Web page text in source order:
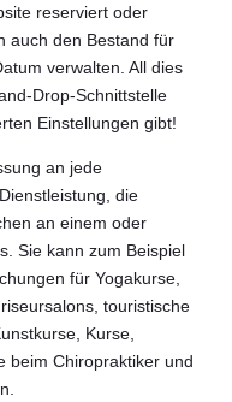
reserviert oder
auch den Bestand für
verwalten. All dies
Drop-Schnittstelle
Einstellungen gibt!
an jede
die
an einem oder
Sie kann zum Beispiel
für Yogakurse,
touristische
Kurse,
beim Chiropraktiker und